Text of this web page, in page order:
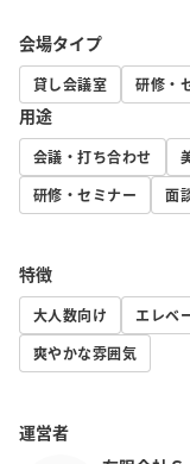
・商談、会議、打ち
・勉強会、セミナー　
■備品、設備（無料）
・高速インターネット
・大型モニター　75
・電源
・無料で使えるカフ
■インターネット速度
下り360Mbps/上り
・エレベーター
会場タイプ
貸し会議室 研修・
用途
会議・打ち合わせ
研修・セミナー
面
特徴
大人数向け エレベ
爽やかな雰囲気
運営者